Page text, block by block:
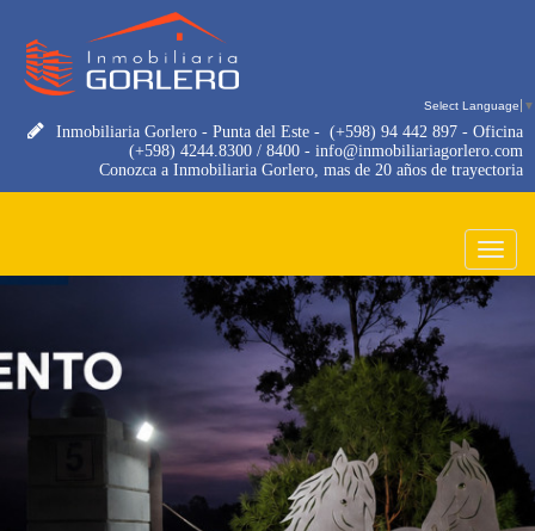
Select Language ▼
Inmobiliaria Gorlero - Punta del Este - (+598) 94 442 897 - Oficina
(+598) 4244.8300 / 8400 - info@inmobiliariagorlero.com
Conozca a Inmobiliaria Gorlero, mas de 20 años de trayectoria
Toggle